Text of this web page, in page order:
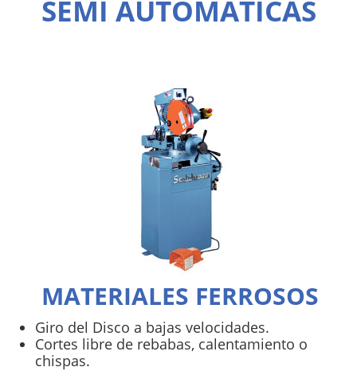
SEMI AUTOMÁTICAS
MATERIALES FERROSOS
Giro del Disco a bajas velocidades.
Cortes libre de rebabas, calentamiento o
chispas.